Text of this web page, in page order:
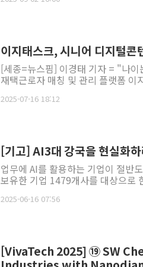
이지태스크, 시니어 디지털콘
[세종=뉴스핌] 이경태 기자 = "나
재택근로자 매칭 및 관리 플랫폼
2025-07-16 18:12
업무에 AI를 활용하는 기업이 절반
보유한 기업 1479개사를 대상으로
2025-06-16 07:56
[VivaTech 2025] ⑲ SW